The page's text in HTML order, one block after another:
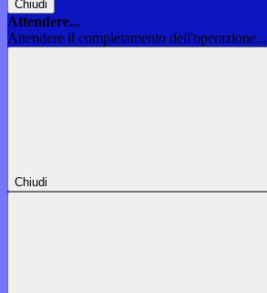
Chiudi
Attendere...
Attendere il completamento dell'operazione...
Chiudi